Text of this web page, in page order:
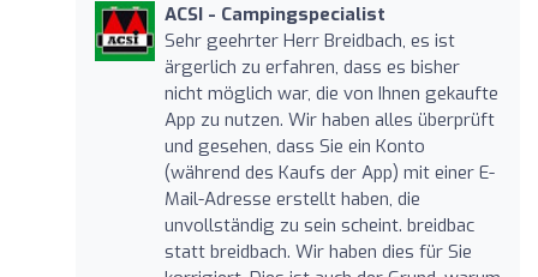
ACSI - Campingspecialist
Sehr geehrter Herr Breidbach, es ist
ärgerlich zu erfahren, dass es bisher
nicht möglich war, die von Ihnen gekaufte
App zu nutzen. Wir haben alles überprüft
und gesehen, dass Sie ein Konto
(während des Kaufs der App) mit einer E-
Mail-Adresse erstellt haben, die
unvollständig zu sein scheint. breidbac
statt breidbach. Wir haben dies für Sie